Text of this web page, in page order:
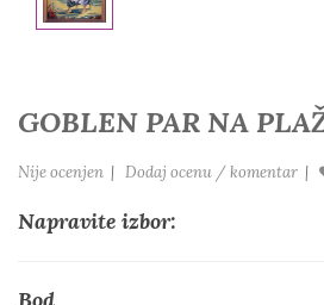
GOBLEN PAR NA
Nije ocenjen | Dodaj ocenu / komentar |
Napravite izbor: